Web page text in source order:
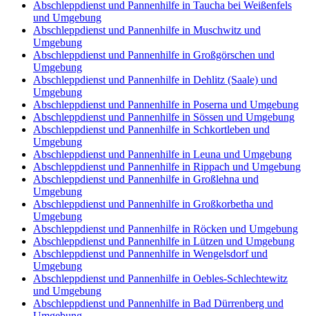
Abschleppdienst und Pannenhilfe in Taucha bei Weißenfels
und Umgebung
Abschleppdienst und Pannenhilfe in Muschwitz und
Umgebung
Abschleppdienst und Pannenhilfe in Großgörschen und
Umgebung
Abschleppdienst und Pannenhilfe in Dehlitz (Saale) und
Umgebung
Abschleppdienst und Pannenhilfe in Poserna und Umgebung
Abschleppdienst und Pannenhilfe in Sössen und Umgebung
Abschleppdienst und Pannenhilfe in Schkortleben und
Umgebung
Abschleppdienst und Pannenhilfe in Leuna und Umgebung
Abschleppdienst und Pannenhilfe in Rippach und Umgebung
Abschleppdienst und Pannenhilfe in Großlehna und
Umgebung
Abschleppdienst und Pannenhilfe in Großkorbetha und
Umgebung
Abschleppdienst und Pannenhilfe in Röcken und Umgebung
Abschleppdienst und Pannenhilfe in Lützen und Umgebung
Abschleppdienst und Pannenhilfe in Wengelsdorf und
Umgebung
Abschleppdienst und Pannenhilfe in Oebles-Schlechtewitz
und Umgebung
Abschleppdienst und Pannenhilfe in Bad Dürrenberg und